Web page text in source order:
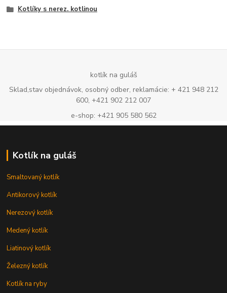
Kotlíky s nerez. kotlinou
kotlík na guláš
Sklad,stav objednávok, osobný odber, reklamácie: + 421 948 212
600, +421 902 212 007
e-shop: +421 905 580 562
Kotlík na guláš
Smaltovaný kotlík
Antikorový kotlík
Nerezový kotlík
Medený kotlík
Liatinový kotlík
Železný kotlík
Kotlík na ryby